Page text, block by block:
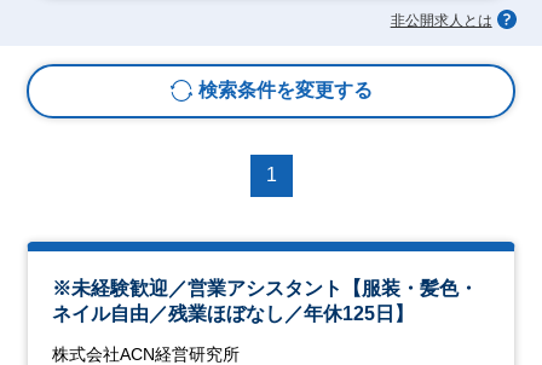
非公開求人とは
検索条件を変更する
1
※未経験歓迎／営業アシスタント【服装・髪色・
ネイル自由／残業ほぼなし／年休125日】
株式会社ACN経営研究所